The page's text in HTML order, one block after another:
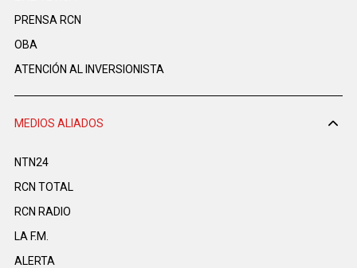
PRENSA RCN
OBA
ATENCIÓN AL INVERSIONISTA
MEDIOS ALIADOS
NTN24
RCN TOTAL
RCN RADIO
LA F.M.
ALERTA